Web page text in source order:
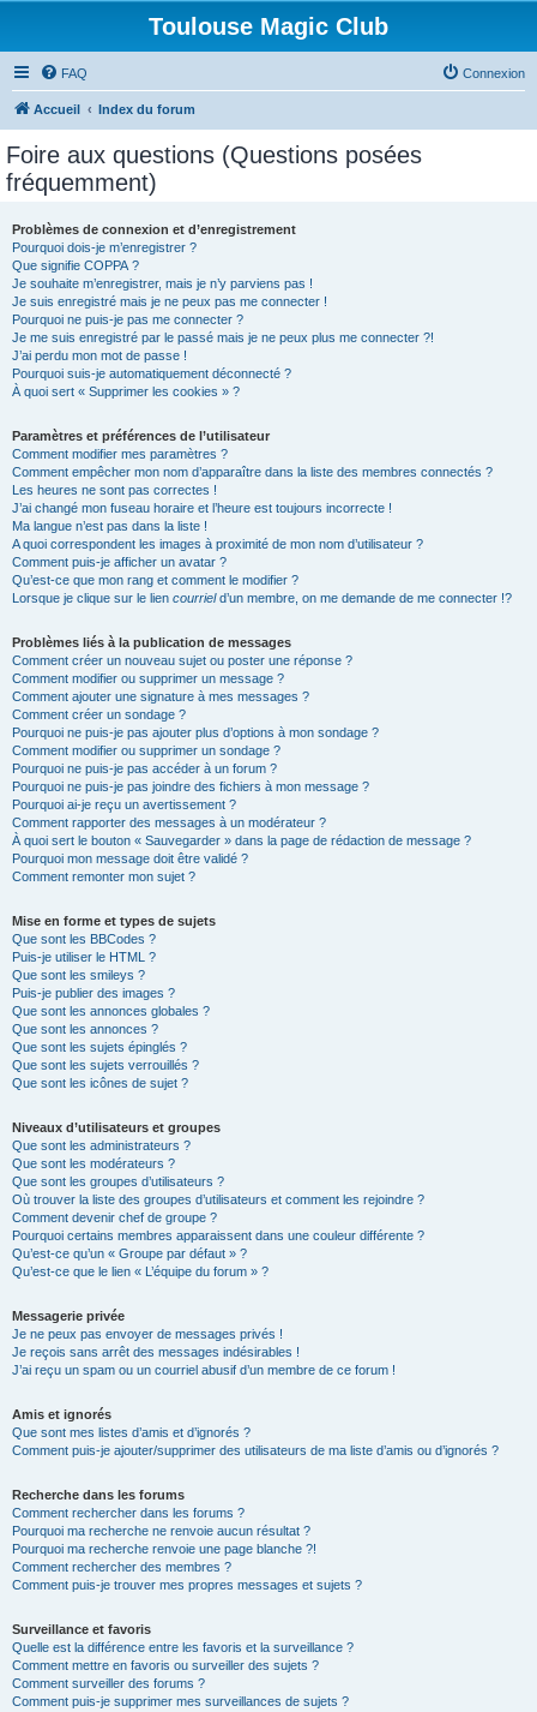
Toulouse Magic Club
FAQ Connexion
Accueil Index du forum
Foire aux questions (Questions posées
fréquemment)
Problèmes de connexion et d’enregistrement
Pourquoi dois-je m’enregistrer ?
Que signifie COPPA ?
Je souhaite m’enregistrer, mais je n’y parviens pas !
Je suis enregistré mais je ne peux pas me connecter !
Pourquoi ne puis-je pas me connecter ?
Je me suis enregistré par le passé mais je ne peux plus me connecter ?!
J’ai perdu mon mot de passe !
Pourquoi suis-je automatiquement déconnecté ?
À quoi sert « Supprimer les cookies » ?
Paramètres et préférences de l’utilisateur
Comment modifier mes paramètres ?
Comment empêcher mon nom d’apparaître dans la liste des membres connectés ?
Les heures ne sont pas correctes !
J’ai changé mon fuseau horaire et l’heure est toujours incorrecte !
Ma langue n’est pas dans la liste !
A quoi correspondent les images à proximité de mon nom d’utilisateur ?
Comment puis-je afficher un avatar ?
Qu’est-ce que mon rang et comment le modifier ?
Lorsque je clique sur le lien courrield’un membre, on me demande de me connecter !?
Problèmes liés à la publication de messages
Comment créer un nouveau sujet ou poster une réponse ?
Comment modifier ou supprimer un message ?
Comment ajouter une signature à mes messages ?
Comment créer un sondage ?
Pourquoi ne puis-je pas ajouter plus d’options à mon sondage ?
Comment modifier ou supprimer un sondage ?
Pourquoi ne puis-je pas accéder à un forum ?
Pourquoi ne puis-je pas joindre des fichiers à mon message ?
Pourquoi ai-je reçu un avertissement ?
Comment rapporter des messages à un modérateur ?
À quoi sert le bouton « Sauvegarder » dans la page de rédaction de message ?
Pourquoi mon message doit être validé ?
Comment remonter mon sujet ?
Mise en forme et types de sujets
Que sont les BBCodes ?
Puis-je utiliser le HTML ?
Que sont les smileys ?
Puis-je publier des images ?
Que sont les annonces globales ?
Que sont les annonces ?
Que sont les sujets épinglés ?
Que sont les sujets verrouillés ?
Que sont les icônes de sujet ?
Niveaux d’utilisateurs et groupes
Que sont les administrateurs ?
Que sont les modérateurs ?
Que sont les groupes d’utilisateurs ?
Où trouver la liste des groupes d’utilisateurs et comment les rejoindre ?
Comment devenir chef de groupe ?
Pourquoi certains membres apparaissent dans une couleur différente ?
Qu’est-ce qu’un « Groupe par défaut » ?
Qu’est-ce que le lien « L’équipe du forum » ?
Messagerie privée
Je ne peux pas envoyer de messages privés !
Je reçois sans arrêt des messages indésirables !
J’ai reçu un spam ou un courriel abusif d’un membre de ce forum !
Amis et ignorés
Que sont mes listes d’amis et d’ignorés ?
Comment puis-je ajouter/supprimer des utilisateurs de ma liste d’amis ou d’ignorés ?
Recherche dans les forums
Comment rechercher dans les forums ?
Pourquoi ma recherche ne renvoie aucun résultat ?
Pourquoi ma recherche renvoie une page blanche ?!
Comment rechercher des membres ?
Comment puis-je trouver mes propres messages et sujets ?
Surveillance et favoris
Quelle est la différence entre les favoris et la surveillance ?
Comment mettre en favoris ou surveiller des sujets ?
Comment surveiller des forums ?
Comment puis-je supprimer mes surveillances de sujets ?